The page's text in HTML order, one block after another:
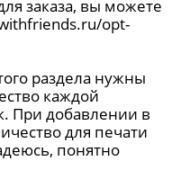
заказа, вы можете
opt-
раздела нужны
каждой
При добавлении в
для печати
понятно